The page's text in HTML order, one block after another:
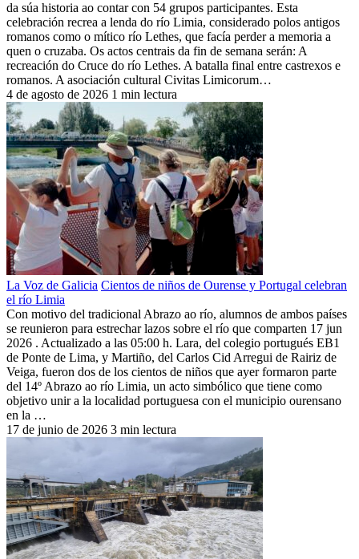
da súa historia ao contar con 54 grupos participantes. Esta
celebración recrea a lenda do río Limia, considerado polos antigos
romanos como o mítico río Lethes, que facía perder a memoria a
quen o cruzaba. Os actos centrais da fin de semana serán: A
recreación do Cruce do río Lethes. A batalla final entre castrexos e
romanos. A asociación cultural Civitas Limicorum…
4 de agosto de 2026 1 min lectura
La Voz de Galicia Cientos de niños de Ourense y Portugal celebran
el río Limia
Con motivo del tradicional Abrazo ao río, alumnos de ambos países
se reunieron para estrechar lazos sobre el río que comparten 17 jun
2026 . Actualizado a las 05:00 h. Lara, del colegio portugués EB1
de Ponte de Lima, y Martiño, del Carlos Cid Arregui de Rairiz de
Veiga, fueron dos de los cientos de niños que ayer formaron parte
del 14º Abrazo ao río Limia, un acto simbólico que tiene como
objetivo unir a la localidad portuguesa con el municipio ourensano
en la …
17 de junio de 2026 3 min lectura